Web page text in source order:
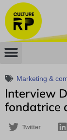
Marketing &
Interview
fondatrice
Twitter